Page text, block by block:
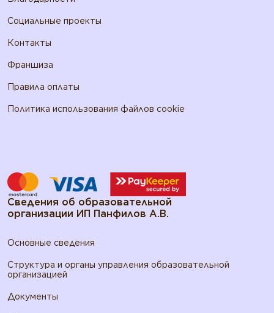
Социальные проекты
Контакты
Франшиза
Правила оплаты
Политика использования файлов cookie
Сведения об образовательной
организации ИП Панфилов А.В.
Основные сведения
Структура и органы управления образовательной
организацией
Документы